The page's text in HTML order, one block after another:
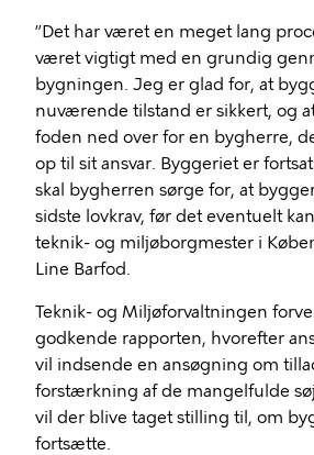
”Det har været en meget lang
været vigtigt med en grundig
bygningen. Jeg er glad for, at
nuværende tilstand er sikkert, og
foden ned over for en bygherre,
op til sit ansvar. Byggeriet er
skal bygherren sørge for, at
sidste lovkrav, før det eventuelt
teknik- og miljøborgmester i
Line Barfod.
Teknik- og Miljøforvaltningen
godkende rapporten, hvorefter
vil indsende en ansøgning om
forstærkning af de mangelfulde
vil der blive taget stilling til, om
fortsætte.